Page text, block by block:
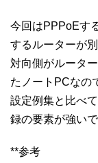
今回はPPPoEす
するルーターが別
対向側がルータ
たノートPCなの
設定例集と比べ
録の要素が強い
**参考